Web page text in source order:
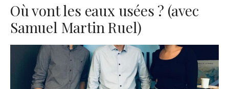
Où vont les eaux usées ? (avec
Samuel Martin Ruel)